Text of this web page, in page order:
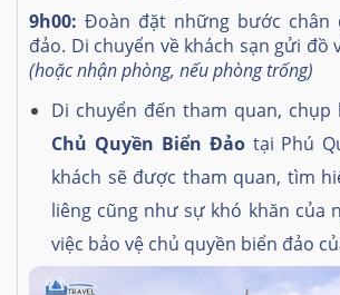
9h00: Đoàn đặt những bước chân
đảo. Di chuyển về khách sạn gửi đồ
(hoặc nhận phòng, nếu phòng trống)
Di chuyển đến tham quan, chụp
Chủ Quyền Biển Đảotại Phú
khách sẽ được tham quan, tìm
liêng cũng như sự khó khăn của
việc bảo vệ chủ quyền biển đảo